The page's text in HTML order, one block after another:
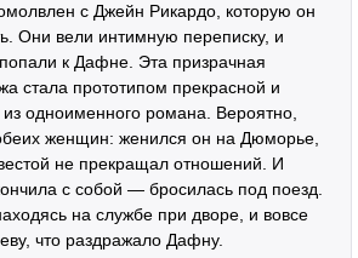
с Джейн Рикардо, которую он
Они вели интимную переписку, и
к Дафне. Эта призрачная
стала прототипом прекрасной и
из одноименного романа. Вероятно,
женщин: женился он на Дюморье,
не прекращал отношений. И
с собой — бросилась под поезд.
на службе при дворе, и вовсе
что раздражало Дафну.